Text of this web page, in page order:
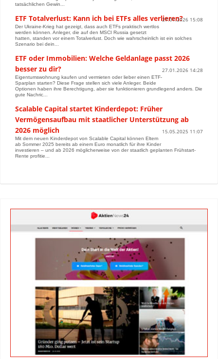
tatsächlichen Gewin...
ETF Totalverlust: Kann ich bei ETFs alles verlieren?27.01.2026 15:08
Der Ukraine-Krieg hat gezeigt, dass auch ETFs praktisch wertlos
werden können. Anleger, die auf den MSCI Russia gesetzt
hatten, standen vor einem Totalverlust. Doch wie wahrscheinlich ist ein solches
Szenario bei dein...
ETF oder Immobilien: Welche Geldanlage passt 2026
besser zu dir?
27.01.2026 14:28
Eigentumswohnung kaufen und vermieten oder lieber einen ETF-
Sparplan starten? Diese Frage stellen sich viele Anleger. Beide
Optionen haben ihre Berechtigung, aber sie funktionieren grundlegend anders. Die
gute Nachric...
Scalable Capital startet Kinderdepot: Früher
Vermögensaufbau mit staatlicher Unterstützung ab
2026 möglich
15.05.2025 11:07
Mit dem neuen Kinderdepot von Scalable Capital können Eltern
ab Sommer 2025 bereits ab einem Euro monatlich für ihre Kinder
investieren – und ab 2026 möglicherweise von der staatlich geplanten Frühstart-
Rente profitie...